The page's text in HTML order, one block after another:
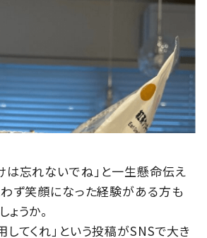
は忘れないでね」と一生懸命伝え
わず笑顔になった経験がある方も
うか。
てくれ」という投稿がSNSで大き